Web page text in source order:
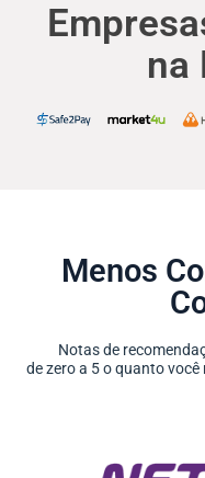
na
Menos
Notas de
de zero a 5 o quanto